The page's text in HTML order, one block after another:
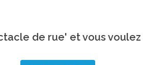
de rue' et vous